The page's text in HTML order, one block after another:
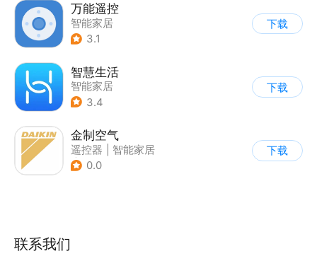
万能遥控
智能家居
3.1
下载
智慧生活
智能家居
3.4
下载
金制空气
遥控器
智能家居
| 家居装修
0.0
下载
联系我们